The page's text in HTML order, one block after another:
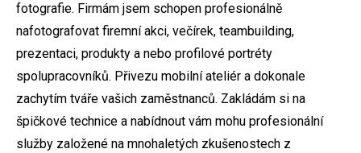
fotografie. Firmám jsem schopen profesionálně
nafotografovat firemní akci, večírek, teambuilding,
prezentaci, produkty a nebo profilové portréty
spolupracovníků. Přivezu mobilní ateliér a dokonale
zachytím tváře vašich zaměstnanců. Zakládám si na
špičkové technice a nabídnout vám mohu profesionální
služby založené na mnohaletých zkušenostech z